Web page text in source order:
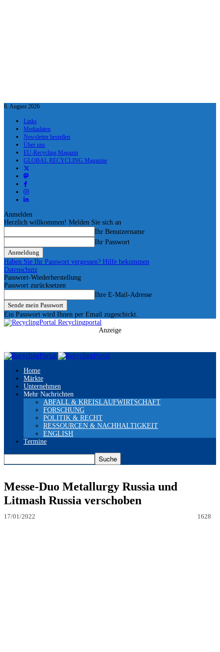
6. August 2026
Links
Mediadaten
Newsletter bestellen
Über uns
EU-Recycling Magazin
GLOBAL RECYCLING Magazine
Anmelden
Herzlich willkommen! Melden Sie sich an
Ihr Benutzername
Ihr Passwort
Haben Sie Ihr Passwort vergessen? Hilfe bekommen
Datenschutz
Passwort-Wiederherstellung
Passwort zurücksetzen
Ihre E-Mail-Adresse
Ein Passwort wird Ihnen per Email zugeschickt.
Recyclingportal
Anzeige
Home
Märkte
Unternehmen
Mehr Nachrichten
ABFALL & KREISLAUFWIRTSCHAFT
FORSCHUNG
POLITIK & RECHT
RESSOURCEN & NACHHALTIGKEIT
ENGLISH
Termine
Messe-Duo Metallurgy Russia und
Litmash Russia verschoben
17/01/2022 1628